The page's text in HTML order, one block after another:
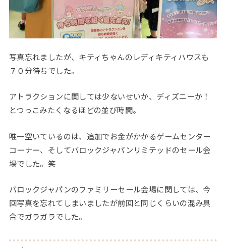
写真忘れましたが、キティちゃんのレディキティハウスも
７０分待ちでした。
アトラクションに関しては少ないせいか、ディズニーか！
とつっこみたくなるほどの並び時間。
唯一空いているのは、追加でお金がかかるゲームセンター
コーナー、そしてバロックジャパンリミテッドのセール会
場でした。笑
バロックジャパンのファミリーセール会場に関しては、今
回写真を忘れてしまいましたが前回と同じくらいの混み具
合でガラガラでした。